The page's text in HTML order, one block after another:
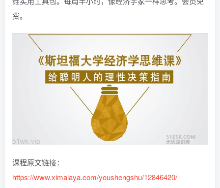
费。
课程原文链接：
https://www.ximalaya.com/youshengshu/12846420/